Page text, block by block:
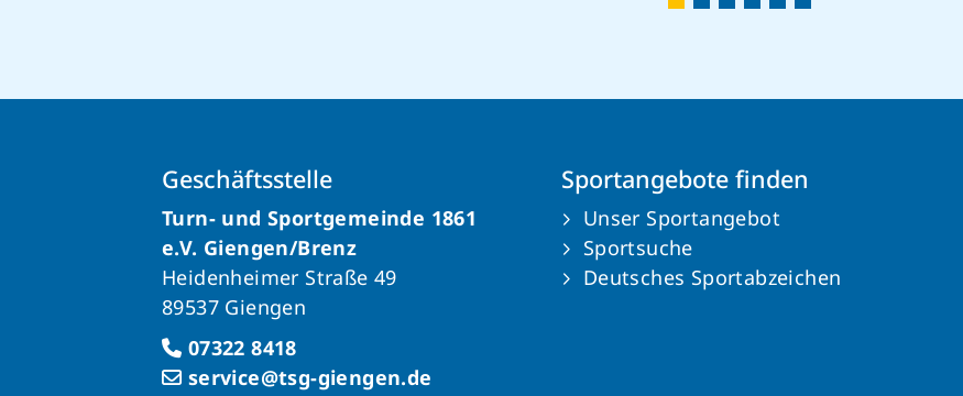
Geschäftsstelle
Turn- und Sportgemeinde 1861
e.V. Giengen/Brenz
Heidenheimer Straße 49
89537 Giengen
07322 8418
service@tsg-giengen.de
Sportangebote finden
Unser Sportangebot
Sportsuche
Deutsches Sportabzeichen